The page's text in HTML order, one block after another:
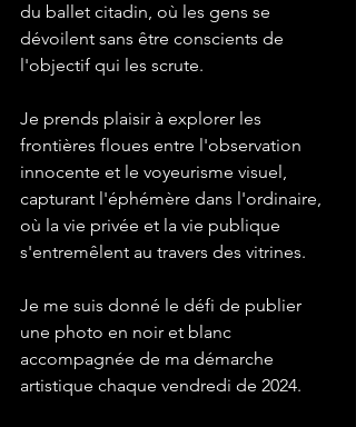
du ballet citadin, où les gens se
dévoilent sans être conscients de
l'objectif qui les scrute.
Je prends plaisir à explorer les
frontières floues entre l'observation
innocente et le voyeurisme visuel,
capturant l'éphémère dans l'ordinaire,
où la vie privée et la vie publique
s'entremêlent au travers des vitrines.
Je me suis donné le défi de publier
une photo en noir et blanc
accompagnée de ma démarche
artistique chaque vendredi de 2024.